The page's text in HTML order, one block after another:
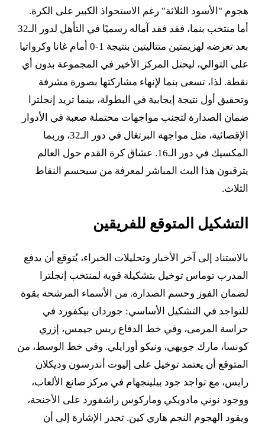
هجوم "الأسود الثلاثة" رغم الاستحواذ الكبير على الكرة.
أما منتخب بنما، فقد فقد آماله رسميًا في التأهل لدور الـ32
بعد تعرضه لهزيمتين متتاليتين بنتيجة 1-0 أمام غانا وكرواتيا
على التوالي، ليحتل المركز الأخير في المجموعة بدون أي
نقطة. لذا، تسعى بنما لإنهاء مشاركتها بصورة مشرفة
وتحقيق أول نتيجة إيجابية في البطولة، بينما تريد إنجلترا
ضمان الصدارة لتجنب مواجهات محتملة صعبة في الأدوار
الإقصائية، مثل مواجهة البرتغال في دور الـ32، وربما
المكسيك في دور الـ16. عشاق كرة القدم حول العالم
يترقبون هذا البث المباشر لمعرفة من سيحسم النقاط
الثلاث.
التشكيل المتوقع للفريقين
بالاستناد إلى آخر الأخبار وتحليلات الخبراء، يُتوقع أن يدفع
المدرب توماس توخيل بتشكيلة قوية لمنتخب إنجلترا
لضمان الفوز وحسم الصدارة. من الأسماء المرشحة بقوة
للتواجد في التشكيل الأساسي: جوردان بيكفورد في
حراسة المرمى، وفي خط الدفاع ريس جيمس، إزري
كونسا، مارك جويهي، ونيكو أورايلي. وفي خط الوسط، من
المتوقع أن يعتمد توخيل على إليوت أندرسون وديكلان
رايس، مع تواجد جود بيلينجهام في مركز صانع الألعاب،
ووجود نوني مادويكي وماركوس راشفورد على الأجنحة،
ويقود الهجوم النجم هاري كين. تجدر الإشارة إلى أن